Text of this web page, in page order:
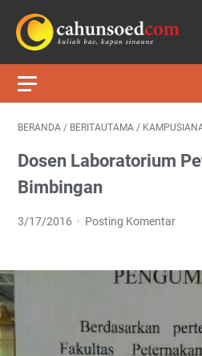
BERANDA / BERITAUTAMA /
Dosen Laboratorium
Bimbingan
3/17/2016 Posting Komentar